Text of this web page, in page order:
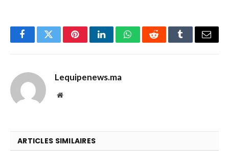
FacebookTwitterPinterestLinkedInWhatsAppRedditTumblrEmail
Lequipenews.ma
Website
ARTICLES SIMILAIRES